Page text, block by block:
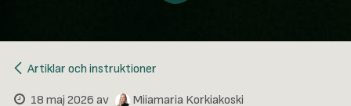
Artiklar och instruktioner
18 maj 2026 av Miiamaria Korkiakoski